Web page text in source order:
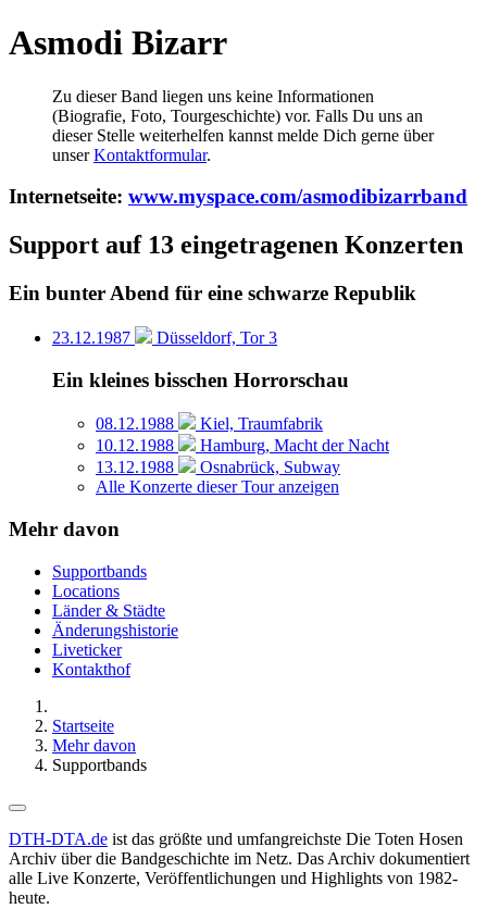
Asmodi Bizarr
Zu dieser Band liegen uns keine Informationen
(Biografie, Foto, Tourgeschichte) vor. Falls Du uns an
dieser Stelle weiterhelfen kannst melde Dich gerne über
unserKontaktformular.
Internetseite: www.myspace.com/asmodibizarrband
Support auf 13 eingetragenen Konzerten
Ein bunter Abend für eine schwarze Republik
23.12.1987 Düsseldorf, Tor 3
Ein kleines bisschen Horrorschau
08.12.1988
Kiel, Traumfabrik
10.12.1988
Hamburg, Macht der Nacht
13.12.1988
Osnabrück, Subway
Alle Konzerte dieser Tour anzeigen
Mehr davon
Supportbands
Locations
Länder & Städte
Änderungshistorie
Liveticker
Kontakthof
Startseite
Mehr davon
Supportbands
DTH-DTA.de ist das größte und umfangreichste Die Toten Hosen
Archiv über die Bandgeschichte im Netz. Das Archiv dokumentiert
alle Live Konzerte, Veröffentlichungen und Highlights von 1982-
heute.